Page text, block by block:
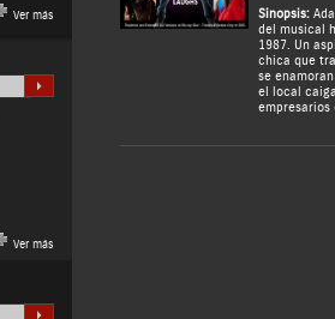
Ver más
Ver más
Sinopsis:
del musical
1987. Un
chica que
se
el local
empresarios